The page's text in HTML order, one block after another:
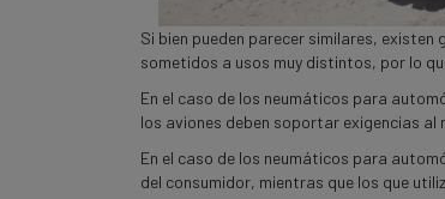
Si bien pueden parecer similares,
sometidos a usos muy distintos, por lo
En el caso de los neumáticos para
los aviones deben soportar exigencias
En el caso de los neumáticos para
del consumidor, mientras que los que